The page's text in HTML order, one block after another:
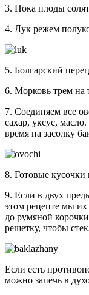
3. Пока плоды
4. Лук режем
5. Болгарский
6. Морковь трем на
7. Соединяем все
сахар, уксус,
время на засолку
8. Готовые
9. Если в двух
этом рецепте мы
до румяной
решетку, чтобы
Если есть
можно запечь в